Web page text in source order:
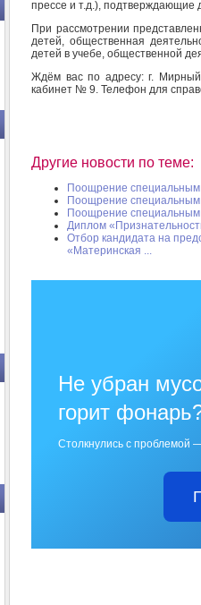
прессе и т.д.), подтверждающие
При рассмотрении
детей, общественная
детей в учебе, общественной
Ждём вас по адресу: г.
кабинет № 9. Телефон для
Другие новости по теме:
Поощрение
Поощрение
Поощрение
Диплом
Отбор кандидата на
«Материнская ...
Не убран
горит
Столкнулись с проблемой